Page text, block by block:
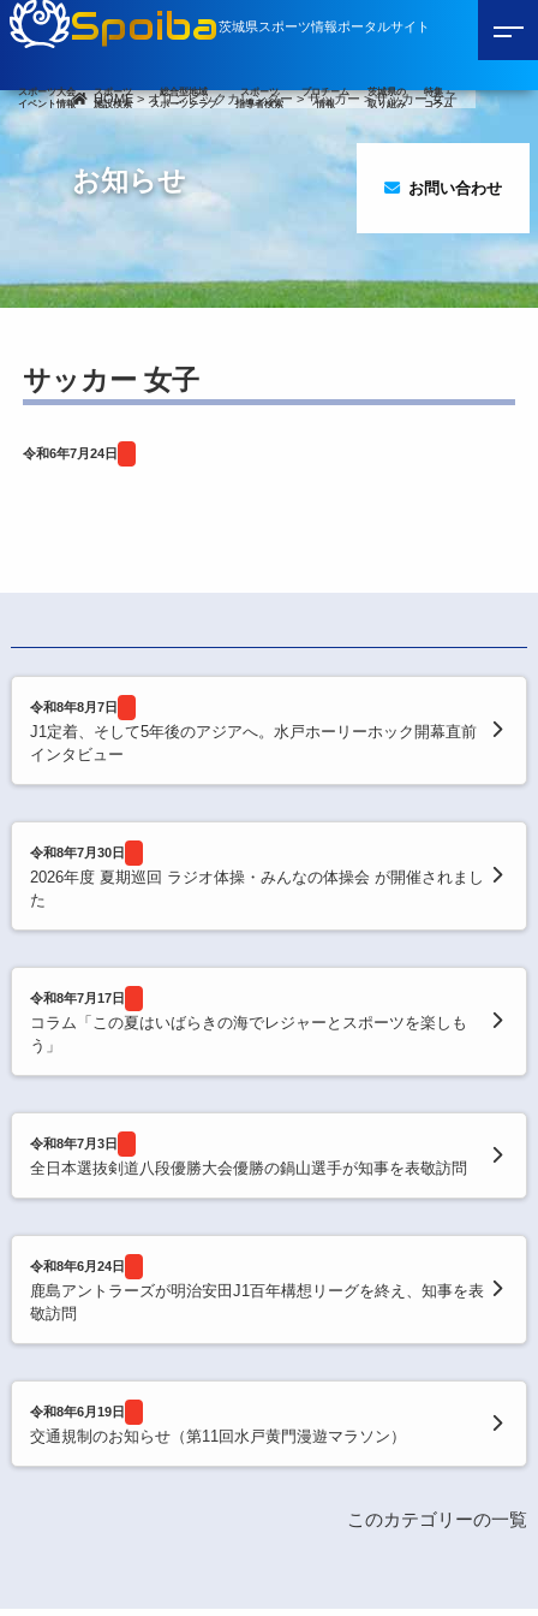
Spoiba茨城県スポーツ情報ポータルサイト
スポーツ大会
イベント情報
スポーツ
施設検索
総合型地域
スポーツクラブ
スポーツ
指導者検索
プロチーム
情報
茨城県の
取り組み
特集・
コラム
お問い合わせ
HOME>オリンピックカレンダー>サッカー>サッカー 女子
お知らせ
サッカー 女子
令和6年7月24日
令和8年8月7日
J1定着、そして5年後のアジアへ。水戸ホーリーホック開幕直前
インタビュー
令和8年7月30日
2026年度 夏期巡回 ラジオ体操・みんなの体操会 が開催されまし
た
令和8年7月17日
コラム「この夏はいばらきの海でレジャーとスポーツを楽しも
う」
令和8年7月3日
全日本選抜剣道八段優勝大会優勝の鍋山選手が知事を表敬訪問
令和8年6月24日
鹿島アントラーズが明治安田J1百年構想リーグを終え、知事を表
敬訪問
令和8年6月19日
交通規制のお知らせ（第11回水戸黄門漫遊マラソン）
このカテゴリーの一覧